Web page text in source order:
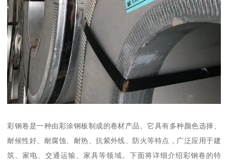
彩钢卷是一种由彩涂钢板制成的卷材产品。它具有多种颜色选择、
耐候性好、耐腐蚀、耐热、抗紫外线、防火等特点，广泛应用于建
筑、家电、交通运输、家具等领域。下面将详细介绍彩钢卷的特